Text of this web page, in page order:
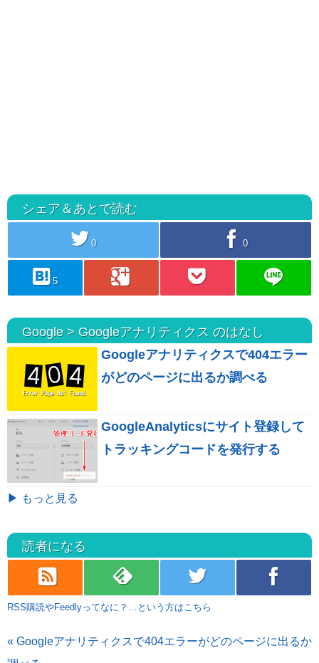
シェア＆あとで読む
twitter 0 facebook 0
hatebu 5 googleplus pocket line
Google > Googleアナリティクス のはなし
Googleアナリティクスで404エラー
がどのページに出るか調べる
GoogleAnalyticsにサイト登録して
トラッキングコードを発行する
▶ もっと見る
読者になる
rss feedly twitter facebook
RSS購読やFeedlyってなに？…という方はこちら
« Googleアナリティクスで404エラーがどのページに出るか